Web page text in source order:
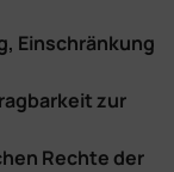
Einschränkung
zur
Rechte der